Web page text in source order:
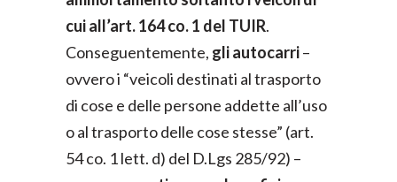
cui all’art. 164 co. 1 del TUIR.
Conseguentemente, gli autocarri–
ovvero i “veicoli destinati al trasporto
di cose e delle persone addette all’uso
o al trasporto delle cose stesse” (art.
54 co. 1 lett. d) del D.Lgs 285/92) –